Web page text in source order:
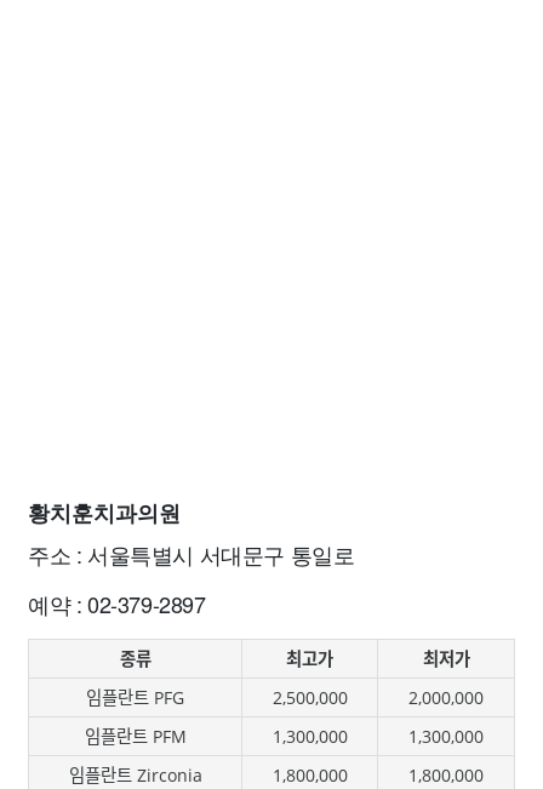
황치훈치과의원
주소 : 서울특별시 서대문구 통일로
예약 : 02-379-2897
종류 최고가
최저가
임플란트 PFG
2,500,000
2,000,000
임플란트 PFM
1,300,000
1,300,000
임플란트 Zirconia
1,800,000
1,800,000